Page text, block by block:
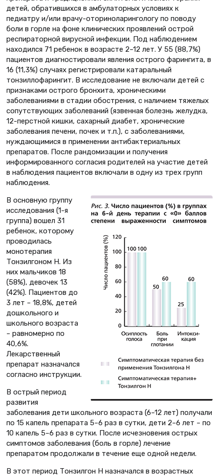
детей, обратившихся в амбулаторных условиях к
педиатру и/или врачу-оториноларингологу по поводу
боли в горле на фоне клинических проявлений острой
респираторной вирусной инфекции. Под наблюдением
находился 71 ребенок в возрасте 2–12 лет. У 55 (88,7%)
пациентов диагностировали явления острого фарингита, в
16 (11,3%) случаях регистрировали катаральный
тонзиллофарингит. В исследование не включали детей с
признаками острого бронхита, хроническими
заболеваниями в стадии обострения, с наличием тяжелых
сопутствующих заболеваний (язвенная болезнь желудка,
12-перстной кишки, сахарный диабет, хронические
заболевания печени, почек и т.п.), с заболеваниями,
нуждающимися в применении антибактериальных
препаратов. После рандомизации и получения
информированного согласия родителей на участие детей
в наблюдения пациентов включали в одну из трех групп
наблюдения.
В основную группу
исследования (1-я
группа) вошел 31
ребенок, которому
проводилась
монотерапия
Тонзилгоном Н. Из
них мальчиков 18
(58%), девочек 13
(42%). Пациентов до
3 лет – 18,8%, детей
дошкольного и
школьного возраста
– равномерно по
40,6%.
Лекарственный
препарат назначался
согласно инструкции.
В острый период
развития
заболевания дети школьного возраста (6–12 лет) получали
по 15 капель препарата 5–6 раз в сутки, дети 2–6 лет – по
10 капель 5–6 раз в сутки. После исчезновения острых
симптомов заболевания (боль в горле) лечение
препаратом продолжали в течение еще одной недели.
В этот период Тонзилгон Н назначался в возрастных